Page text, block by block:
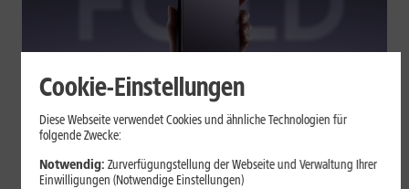
Tests & Vergleiche
Galaxy Z Fold7 oder Fold8: Was
sich beim neuen Foldable geändert
Cookie-Einstellungen
Diese Webseite verwendet Cookies und ähnliche Technologien für
folgende Zwecke:
Notwendig: Zurverfügungstellung der Webseite und Verwaltung Ihrer
Einwilligungen (Notwendige Einstellungen)